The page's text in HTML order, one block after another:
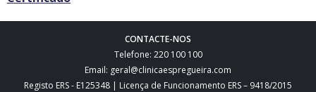
CONTACTE-NOS
Telefone: 220 100 100
Email: geral@clinicaespregueira.com
Registo ERS - E125348 | Licença de Funcionamento ERS – 9418/2015